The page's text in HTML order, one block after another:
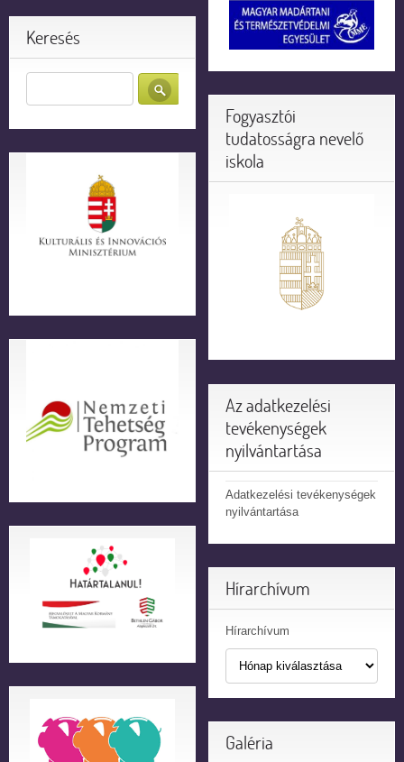
Keresés
Fogyasztói
tudatosságra nevelő
iskola
Az adatkezelési
tevékenységek
nyilvántartása
Adatkezelési tevékenységek
nyilvántartása
Hírarchívum
Hírarchívum
Galéria